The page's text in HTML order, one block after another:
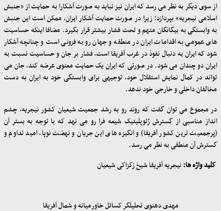
از سوی دیگر به نظر می رسد که ایران نیز نباید به صورت آشکارا به حمایت از «جنبش
اسلامی نیجریه» بپردازد؛ زیرا در صورت حمایت آشکار ایران، ممکن است این جنبش
به وابستگی به بیگانگان متهم و تحت فشار بیشتر قرار بگیرد. مضافا اینکه حساسیت
های عمومی به اقدامات ایران در منطقه و جهان رو به فزونی است و چنانچه آشکار
شود که ایران به دنبال نفوذ در غرب آفریقا است، فشار بر جان و حساسیت نسبت به
ایران دو چندان می شود. در صورتی که ایران یک حمایت معنوی عرضه کند، جان می
تواند در کمال نمایش استقلال خود، توجیهی برای وابستگی خود به ایران به دست
مخالفان داخلی و خارجی خود ندهد.
در مجموع می توان گفت که روند رو به رشد جمعیت شیعیان کشور نیجریه، چشم
انداز مناسبی از گسترش ژئوپلیتیک شیعه فرا رو می نهد که با توجه به بستر آن
(پرجمعیت ترین کشور آفریقا) و انگیزه های این جریان و نهضت نوپا، امید تداوم و
گسترش آن منطقی به نظر می رسد.
کلید واژه ها: نیجریه آفریقا شیخ زکزاکی شیعیان
مهدی دهنوی تحلیلگر کسائل خاورمیانه و شمال آفریقا